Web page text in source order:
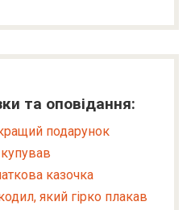
та оповідання:
подарунок
казочка
який гірко плакав